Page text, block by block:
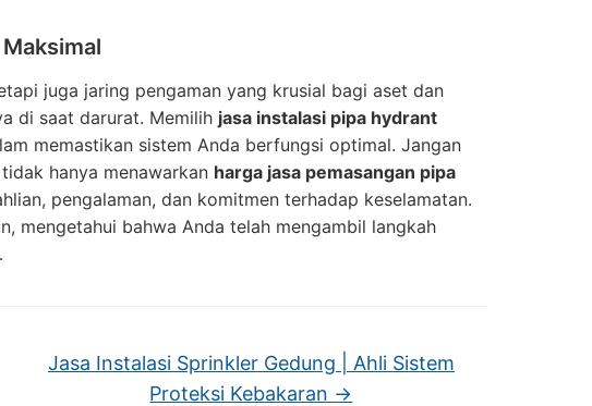
juga jaring pengaman yang krusial bagi aset dan
di saat darurat. Memilih jasa instalasi pipa hydrant
memastikan sistem Anda berfungsi optimal. Jangan
hanya menawarkan harga jasa pemasangan pipa
pengalaman, dan komitmen terhadap keselamatan.
mengetahui bahwa Anda telah mengambil langkah
Jasa Instalasi Sprinkler Gedung | Ahli Sistem
Proteksi Kebakaran →